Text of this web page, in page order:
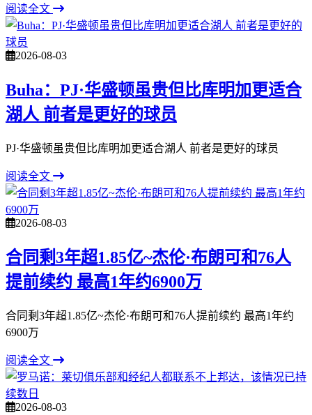
阅读全文
2026-08-03
Buha：PJ·华盛顿虽贵但比库明加更适合
湖人 前者是更好的球员
PJ·华盛顿虽贵但比库明加更适合湖人 前者是更好的球员
阅读全文
2026-08-03
合同剩3年超1.85亿~杰伦·布朗可和76人
提前续约 最高1年约6900万
合同剩3年超1.85亿~杰伦·布朗可和76人提前续约 最高1年约
6900万
阅读全文
2026-08-03